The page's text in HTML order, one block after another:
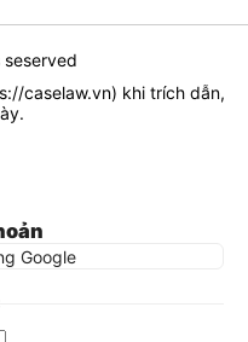
caselaw.vn) khi trích dẫn,
Google